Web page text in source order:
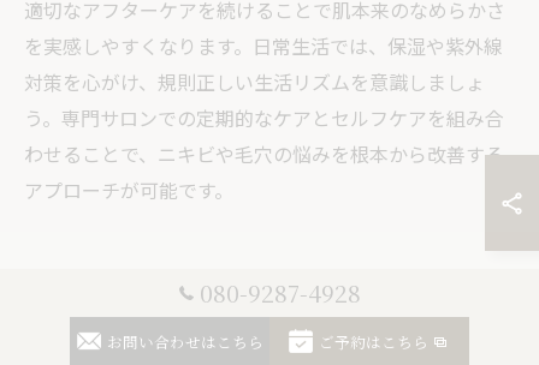
適切なアフターケアを続けることで肌本来のなめらかさ
を実感しやすくなります。日常生活では、保湿や紫外線
対策を心がけ、規則正しい生活リズムを意識しましょ
う。専門サロンでの定期的なケアとセルフケアを組み合
わせることで、ニキビや毛穴の悩みを根本から改善する
アプローチが可能です。
施術後のアフターケアで新たなニ
キビ予防を実感
080-9287-4928
お問い合わせはこちら ご予約はこちら